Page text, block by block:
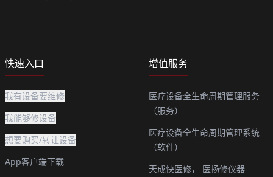
快速入口
我有设备要维修
我能够修设备
想要购买/转让设备
App客户端下载
增值服务
医疗设备全生命周期管理服务
（服务）
医疗设备全生命周期管理系统
（软件）
天成快医修，
医扬修仪器